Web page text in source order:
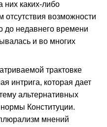
них каких-либо
отсутствия возможности
до недавнего времени
и во многих
трактовке
интрига, которая дает
альтернативных
Конституции.
мнений